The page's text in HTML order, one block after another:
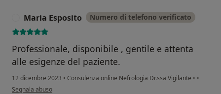
Maria Esposito Numero di telefono verificato
Professionale, disponibile , gentile e attenta
alle esigenze del paziente.
12 dicembre 2023 • Consulenza online Nefrologia Dr.ssa Vigilante • •
secondo l'opinione dell'utente Maria Esposito
Segnala abuso